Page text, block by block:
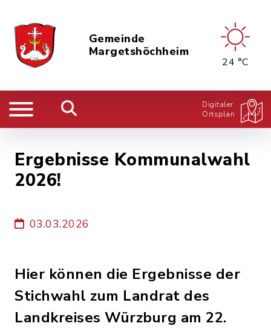
Gemeinde
Margetshöchheim
24 °C
Digitaler
Ortsplan
Ergebnisse Kommunalwahl
2026!
03.03.2026
Hier können die Ergebnisse der
Stichwahl zum Landrat des
Landkreises Würzburg am 22.